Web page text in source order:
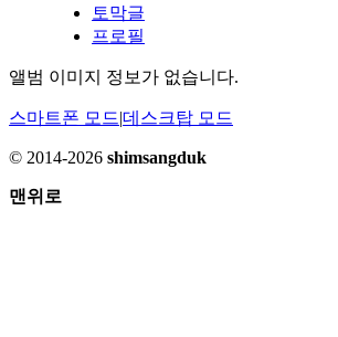
토막글
프로필
앨범 이미지 정보가 없습니다.
스마트폰 모드|데스크탑 모드
© 2014-2026 shimsangduk
맨위로